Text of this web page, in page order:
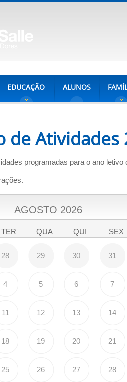
EDUCAÇÃO ALUNOS
de Atividades
programadas para o ano letivo
AGOSTO 2026
TER QUA QUI SEX
28 29 30 31
4 5 6 7
11 12 13 14
18 19 20 21
25 26 27 28